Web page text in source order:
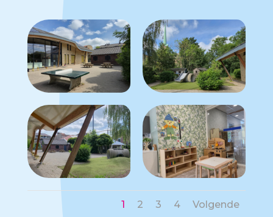
1 2 3 4 Volgende